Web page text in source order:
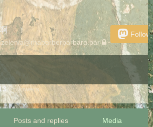
Follow
Followers
Posts and replies Media